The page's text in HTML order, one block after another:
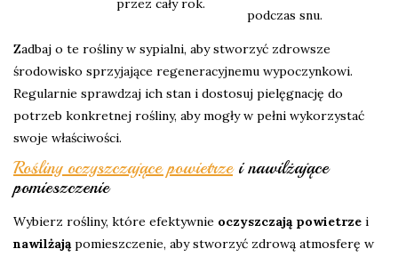
przez cały rok.
podczas snu.
Zadbaj o te rośliny w sypialni, aby stworzyć zdrowsze
środowisko sprzyjające regeneracyjnemu wypoczynkowi.
Regularnie sprawdzaj ich stan i dostosuj pielęgnację do
potrzeb konkretnej rośliny, aby mogły w pełni wykorzystać
swoje właściwości.
Rośliny oczyszczające powietrzei nawilżające
pomieszczenie
Wybierz rośliny, które efektywnie oczyszczają powietrze i
nawilżająpomieszczenie, aby stworzyć zdrową atmosferę w